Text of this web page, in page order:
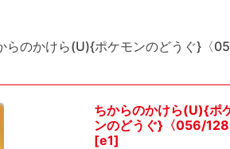
らのかけら(U){ポケモンのどうぐ}〈
ちからのかけら(U){ポ
ンのどうぐ}〈056/128
[e1]